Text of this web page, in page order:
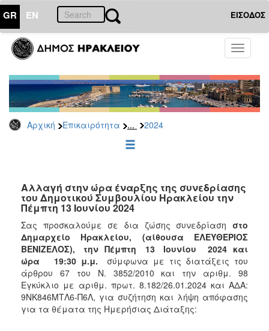
GR EN ΕΙΣΟΔΟΣ
Toggle
Αρχική Επικαιρότητα ... 2024
ΕΠΙΚΑΙΡΟΤΗΤΑ
Τύπου
Αρχείο
2026
2025
2022
2021
2020
2019
2018
2017
2016
2015
Αλλαγή στην ώρα έναρξης της συνεδρίασης
του Δημοτικού Συμβουλίου Ηρακλείου την
Πέμπτη 13 Ιουνίου 2024
Σας προσκαλούμε σε δια ζώσης συνεδρίαση στο
Δημαρχείο Ηρακλείου, (αίθουσα ΕΛΕΥΘΕΡΙΟΣ
ΒΕΝΙΖΕΛΟΣ), την Πέμπτη 13 Ιουνίου2024 και
ώρα
19:30 μ.μ.
σύμφωνα με τις διατάξεις του
άρθρου 67 του Ν. 3852/2010 και την αριθμ. 98
Εγκύκλιο με αριθμ. πρωτ. 8.182/26.01.2024 και ΑΔΑ:
9ΝΚ846ΜΤΛ6-Π6Λ, για συζήτηση και λήψη απόφασης
για τα θέματα της Ημερήσιας Διάταξης: